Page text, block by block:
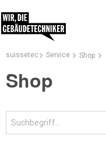
suissetec Service Shop
Shop
Suchen